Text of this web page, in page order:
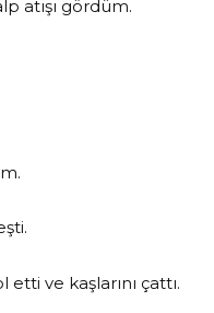
atışı gördüm.
ve kaşlarını çattı.